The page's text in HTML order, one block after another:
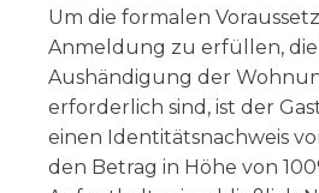
Um die formalen
Anmeldung zu erfüllen,
Aushändigung der
erforderlich sind, ist der
einen Identitätsnachweis
den Betrag in Höhe von